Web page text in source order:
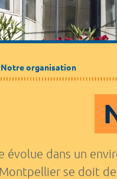
Notre organisation
évolue dans un
se doit